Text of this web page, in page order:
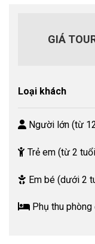
GIÁ
Loại khách
Người lớn (từ
Trẻ em (từ 2
Em bé (dưới 2
Phụ thu